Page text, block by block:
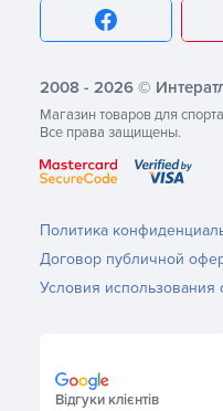
2008 - 2026 ©
Магазин товаров для
Все права защищены.
Политика
Договор публичной
Условия использования
Відгуки клієнтів